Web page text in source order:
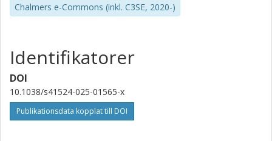
Chalmers e-Commons (inkl. C3SE, 2020-)
Identifikatorer
DOI
10.1038/s41524-025-01565-x
Publikationsdata kopplat till DOI